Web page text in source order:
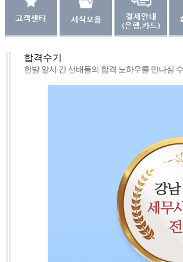
합격수기
한발 앞서 간 선배들의 합격 노하우를 만나실